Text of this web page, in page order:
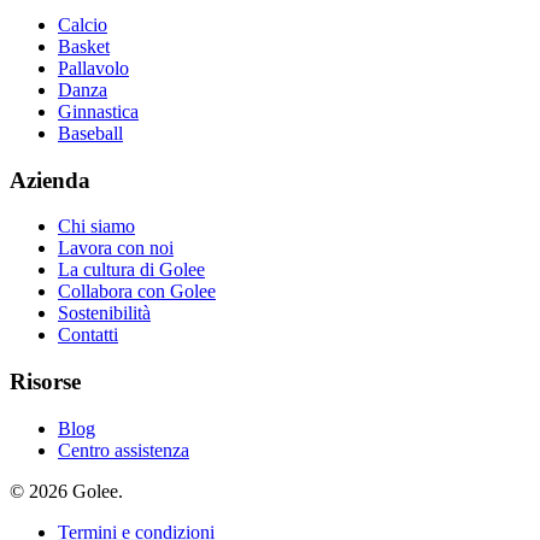
Calcio
Basket
Pallavolo
Danza
Ginnastica
Baseball
Azienda
Chi siamo
Lavora con noi
La cultura di Golee
Collabora con Golee
Sostenibilità
Contatti
Risorse
Blog
Centro assistenza
© 2026 Golee.
Termini e condizioni